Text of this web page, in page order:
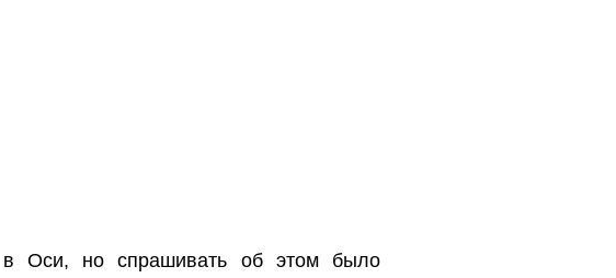
Оси, но спрашивать об этом было